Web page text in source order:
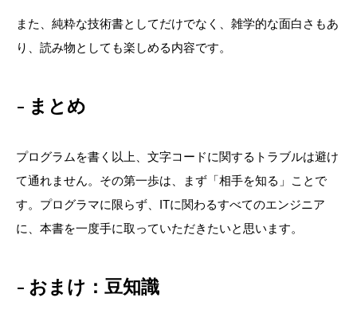
また、純粋な技術書としてだけでなく、雑学的な面白さもあ
り、読み物としても楽しめる内容です。
まとめ
プログラムを書く以上、文字コードに関するトラブルは避け
て通れません。その第一歩は、まず「相手を知る」ことで
す。プログラマに限らず、ITに関わるすべてのエンジニア
に、本書を一度手に取っていただきたいと思います。
おまけ：豆知識